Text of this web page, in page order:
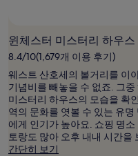
관
이
적
용
될
수
있
습
니
다.
윈체스터 미스터리 하우스
8.4/10(1,679개 이용 후기)
웨스트 산호세의 볼거리를 이
기념비를 빼놓을 수 없죠. 그
미스터리 하우스의 모습을 확
역의 문화를 엿볼 수 있는 유명
에게 인기가 높아요. 쇼핑 명소
토랑도 많아 오후 내내 시간을
간단히 보기